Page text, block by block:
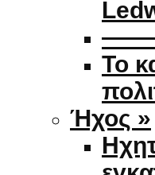
Το
Ήχος »